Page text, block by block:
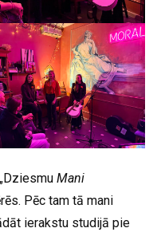
Mani
Pēc tam tā mani
ierakstu studijā pie